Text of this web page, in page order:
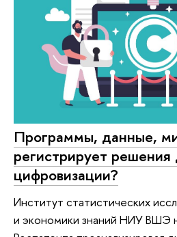
Программы, данные,
регистрирует решения
цифровизации?
Институт статистических
и экономики знаний НИУ ВШЭ